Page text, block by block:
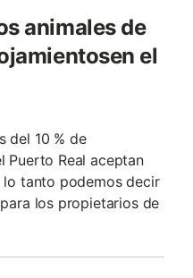
animales de
el
del 10 % de
Puerto Real aceptan
lo tanto podemos decir
los propietarios de